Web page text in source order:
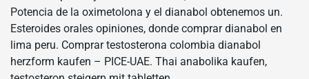
Potencia de la oximetolona y el dianabol obtenemos un.
Esteroides orales opiniones, donde comprar dianabol en
lima peru. Comprar testosterona colombia dianabol
herzform kaufen – PICE-UAE. Thai anabolika kaufen,